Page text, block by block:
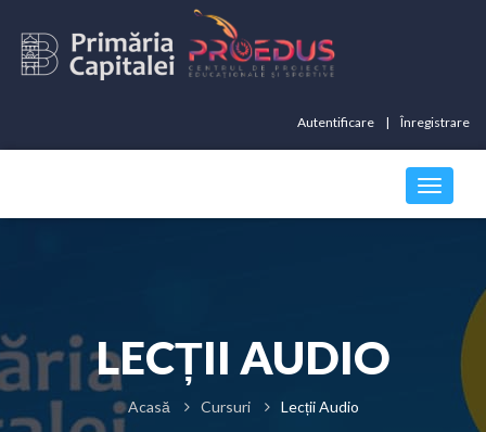
Autentificare Înregistrare
LECȚII AUDIO
Acasă Cursuri Lecții Audio